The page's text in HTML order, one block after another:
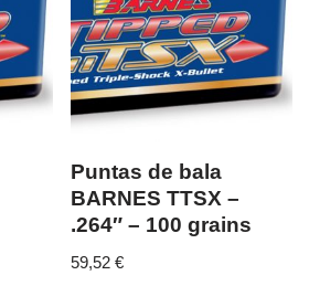
Puntas de bala
BARNES TTSX –
.264″ – 100 grains
59,52€